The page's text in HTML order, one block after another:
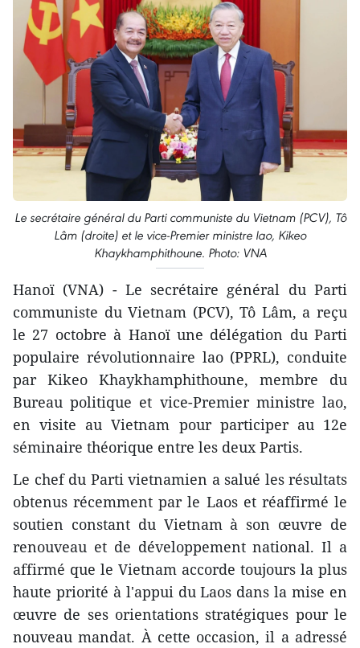
Le secrétaire général du Parti communiste du Vietnam (PCV), Tô
Lâm (droite) et le vice-Premier ministre lao, Kikeo
Khaykhamphithoune. Photo: VNA
Hanoï (VNA) - Le secrétaire général du Parti
communiste du Vietnam (PCV), Tô Lâm, a reçu
le 27 octobre à Hanoï une délégation du Parti
populaire révolutionnaire lao (PPRL), conduite
par Kikeo Khaykhamphithoune, membre du
Bureau politique et vice-Premier ministre lao,
en visite au Vietnam pour participer au 12e
séminaire théorique entre les deux Partis.
Le chef du Parti vietnamien a salué les résultats
obtenus récemment par le Laos et réaffirmé le
soutien constant du Vietnam à son œuvre de
renouveau et de développement national. Il a
affirmé que le Vietnam accorde toujours la plus
haute priorité à l'appui du Laos dans la mise en
œuvre de ses orientations stratégiques pour le
nouveau mandat. À cette occasion, il a adressé